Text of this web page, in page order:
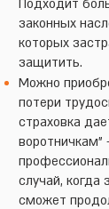
Подходит
законных
которых
защитить.
Можно
потери
страховка
воротничкам"
случай, когда
сможет